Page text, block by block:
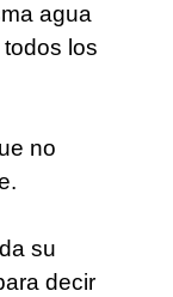
agua
los
no
su
decir